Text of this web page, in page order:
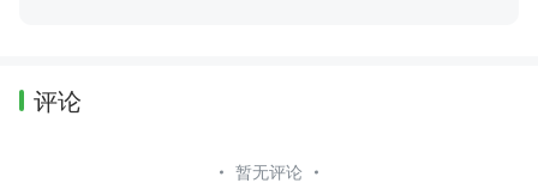
评论
暂无评论